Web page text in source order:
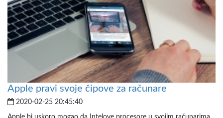
Apple pravi svoje čipove za računare
2020-02-25 20:45:40